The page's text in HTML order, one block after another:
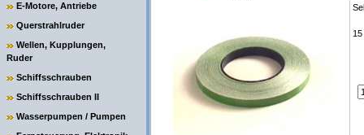
E-Motore, Antriebe
Querstrahlruder
Wellen, Kupplungen,
Ruder
Schiffsschrauben
Schiffsschrauben II
Wasserpumpen / Pumpen